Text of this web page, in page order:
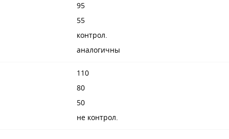
95
55
контрол.
аналогичны
110
80
50
не контрол.